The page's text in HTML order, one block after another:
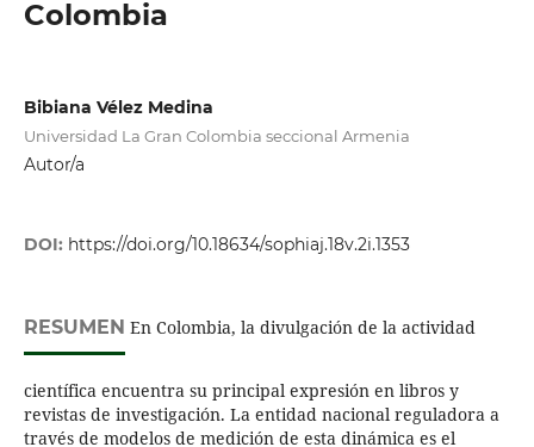
Colombia
Bibiana Vélez Medina
Universidad La Gran Colombia seccional Armenia
Autor/a
DOI: https://doi.org/10.18634/sophiaj.18v.2i.1353
RESUMEN En Colombia, la divulgación de la actividad
científica encuentra su principal expresión en libros y
revistas de investigación. La entidad nacional reguladora a
través de modelos de medición de esta dinámica es el